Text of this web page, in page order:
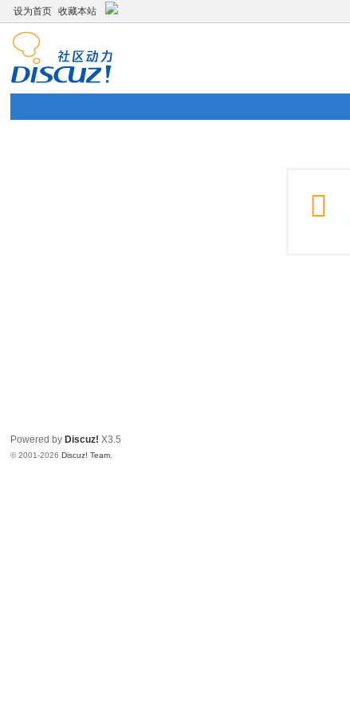
设为首页 收藏本站
Powered by Discuz! X3.5
© 2001-2026Discuz! Team